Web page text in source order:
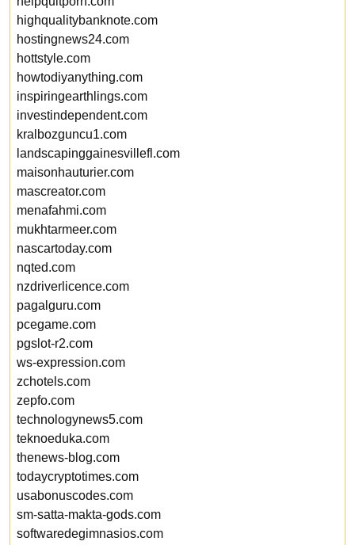
highqualitybanknote.com
hostingnews24.com
hottstyle.com
howtodiyanything.com
inspiringearthlings.com
investindependent.com
kralbozguncu1.com
landscapinggainesvillefl.com
maisonhauturier.com
mascreator.com
menafahmi.com
mukhtarmeer.com
nascartoday.com
nqted.com
nzdriverlicence.com
pagalguru.com
pcegame.com
pgslot-r2.com
ws-expression.com
zchotels.com
zepfo.com
technologynews5.com
teknoeduka.com
thenews-blog.com
todaycryptotimes.com
usabonuscodes.com
sm-satta-makta-gods.com
softwaredegimnasios.com